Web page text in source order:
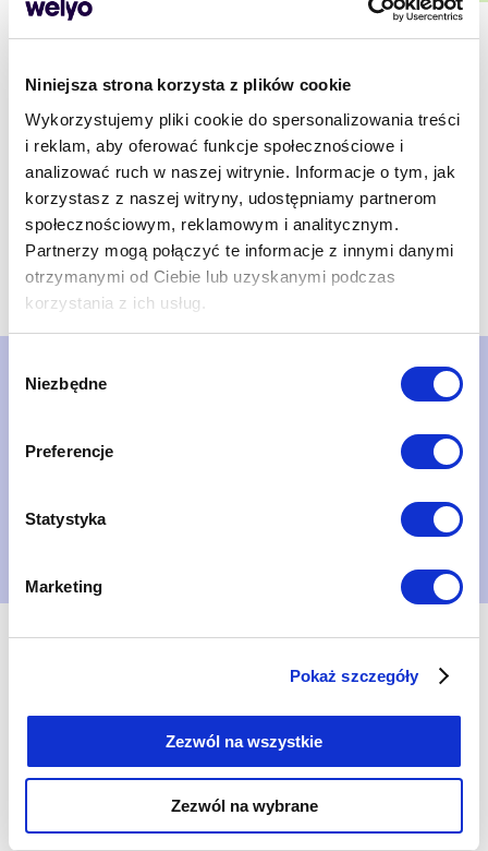
Niniejsza strona korzysta z plików cookie
Wykorzystujemy pliki cookie do spersonalizowania treści
i reklam, aby oferować funkcje społecznościowe i
analizować ruch w naszej witrynie. Informacje o tym, jak
korzystasz z naszej witryny, udostępniamy partnerom
społecznościowym, reklamowym i analitycznym.
Partnerzy mogą połączyć te informacje z innymi danymi
otrzymanymi od Ciebie lub uzyskanymi podczas
korzystania z ich usług.
zgody
Niezbędne
Preferencje
Statystyka
Marketing
Pokaż szczegóły
Zezwól na wszystkie
Zezwól na wybrane
prezentację systemu!
Kompletny ekosystem
komunikacji w jednym
narzędziu